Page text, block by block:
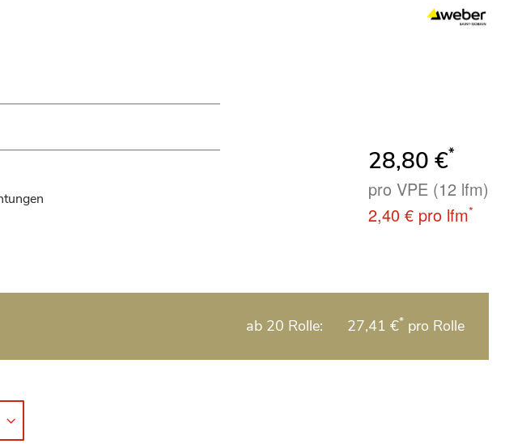
28,80 €*
pro VPE (12 lfm)
2,40 € pro lfm*
ab 20 Rolle: 27,41 €* pro Rolle